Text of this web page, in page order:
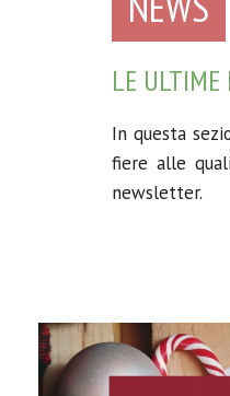
LE
In questa
fiere alle
newsletter.